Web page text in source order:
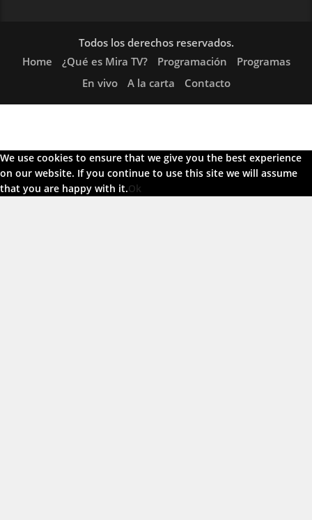
Todos los derechos reservados.
Home
¿Qué es Mira TV? Programación
Programas
En vivo
A la carta Contacto
We use cookies to ensure that we give you the best experience
on our website. If you continue to use this site we will assume
that you are happy with it.Ok